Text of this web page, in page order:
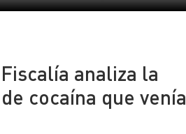
analiza la
cocaína que venía